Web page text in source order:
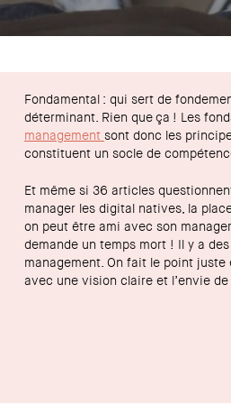
Fondamental : qui sert de
déterminant. Rien que ça ! Les
management sont donc les
constituent un socle de
Et même si 36 articles
manager les digital natives, la
on peut être ami avec son
demande un temps mort ! Il y a
management. On fait le point juste
avec une vision claire et l’envie